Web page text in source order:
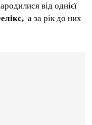
від однієї
а за рік до них